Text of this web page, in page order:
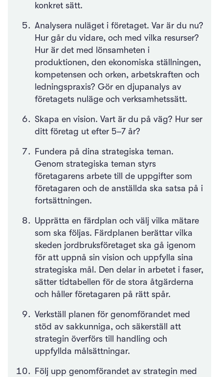
konkret sätt.
Analysera nuläget i företaget. Var är du nu?
Hur går du vidare, och med vilka resurser?
Hur är det med lönsamheten i
produktionen, den ekonomiska ställningen,
kompetensen och orken, arbetskraften och
ledningspraxis? Gör en djupanalys av
företagets nuläge och verksamhetssätt.
Skapa en vision. Vart är du på väg? Hur ser
ditt företag ut efter 5–7 år?
Fundera på dina strategiska teman.
Genom strategiska teman styrs
företagarens arbete till de uppgifter som
företagaren och de anställda ska satsa på i
fortsättningen.
Upprätta en färdplan och välj vilka mätare
som ska följas. Färdplanen berättar vilka
skeden jordbruksföretaget ska gå igenom
för att uppnå sin vision och uppfylla sina
strategiska mål. Den delar in arbetet i faser,
sätter tidtabellen för de stora åtgärderna
och håller företagaren på rätt spår.
Verkställ planen för genomförandet med
stöd av sakkunniga, och säkerställ att
strategin överförs till handling och
uppfyllda målsättningar.
Följ upp genomförandet av strategin med